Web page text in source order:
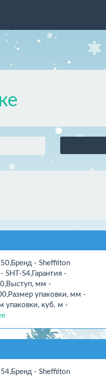
- Sheffilton
SHT-S4,Гарантия -
мм -
упаковки, мм -
упаковки, куб. м -
- Sheffilton